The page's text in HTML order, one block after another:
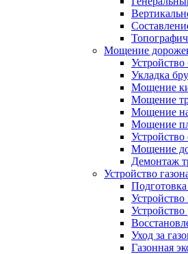
Мощение
Укладка
Мощение
Мощение
Мощение
Мощение
Устройство
Мощение
Демонтаж
Устройство
Подготовка
Устройство
Устройство
Уход за
Газонная